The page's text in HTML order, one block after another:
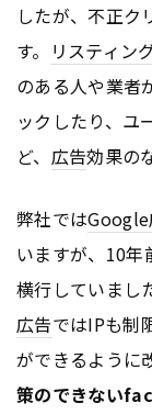
したが、不正ク
す。 リスティン
のある人や業者
ックしたり、ユ
ど、 広告効果の
弊社ではGoogle
いますが、10年
横行していまし
広告ではIPも制
ができるように
策のできない